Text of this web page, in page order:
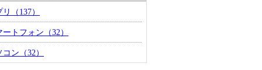
リ （137）
ートフォン （32）
コン （32）